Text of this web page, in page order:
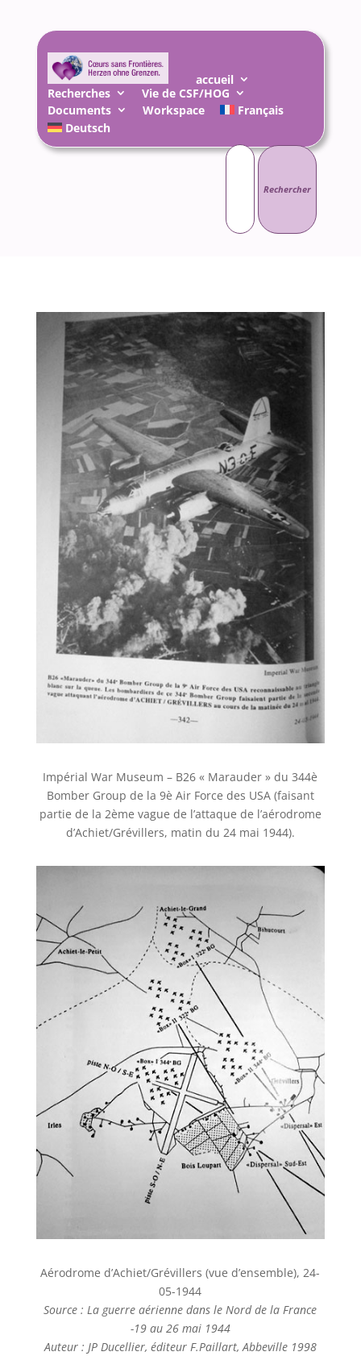
accueil
Recherches
Vie de CSF/HOG
Documents
Workspace
Français
Deutsch
Rechercher :
Impérial War Museum – B26 « Marauder » du 344è
Bomber Group de la 9è Air Force des USA (faisant
partie de la 2ème vague de l’attaque de l’aérodrome
d’Achiet/Grévillers, matin du 24 mai 1944).
Aérodrome d’Achiet/Grévillers (vue d’ensemble), 24-
05-1944
Source : La guerre aérienne dans le Nord de la France
-19 au 26 mai 1944
Auteur : JP Ducellier, éditeur F.Paillart, Abbeville 1998